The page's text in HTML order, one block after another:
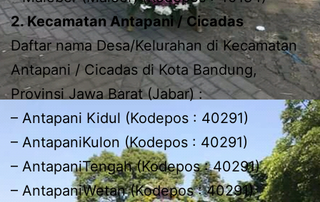
2. Kecamatan Antapani / Cicadas
Daftar nama Desa/Kelurahan di Kecamatan
Antapani / Cicadas di Kota Bandung,
Provinsi Jawa Barat (Jabar) :
– Antapani Kidul (Kodepos : 40291)
– AntapaniKulon (Kodepos : 40291)
– AntapaniTengah (Kodepos : 40291)
– AntapaniWetan (Kodepos : 40291)